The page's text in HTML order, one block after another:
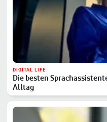
DIGITAL LIFE
Die besten
Alltag